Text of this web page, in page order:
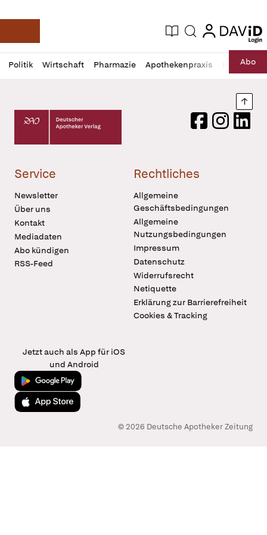
Deutsche Apotheker Zeitung
Aktuelle Ausgabe
Suche login
login
Politik Wirtschaft Pharmazie Apothekenpraxis RechtAbo
Profil
öffnen
Daz
Pur
Deutscher Apotheker Verlag Logo
FacebookInstagram
Service
Newsletter
Über uns
Kontakt
Mediadaten
Abo kündigen
RSS-Feed
Rechtliches
Allgemeine
Geschäftsbedingungen
Allgemeine
Nutzungsbedingungen
Impressum
Datenschutz
Widerrufsrecht
Netiquette
Erklärung zur Barrierefreiheit
Cookies & Tracking
Jetzt auch als App für iOS
und Android
Jetzt bei Google Play
Laden im App Store
© 2026 Deutsche Apotheker Zeitung